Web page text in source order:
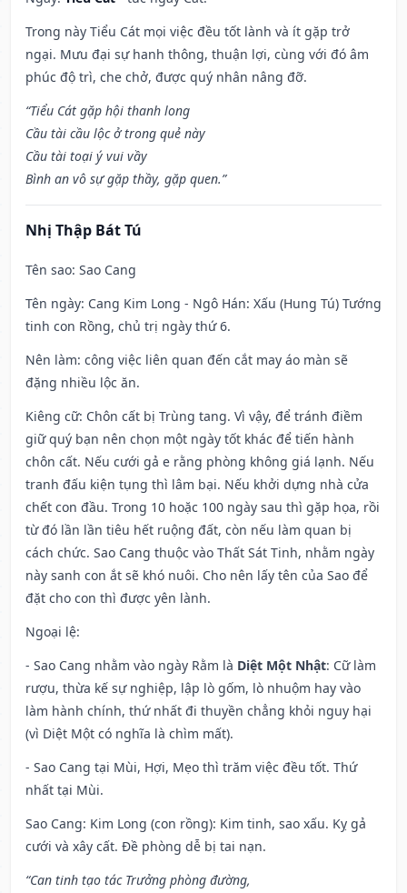
Trong này Tiểu Cát mọi việc đều tốt lành và ít gặp trở
ngại. Mưu đại sự hanh thông, thuận lợi, cùng với đó âm
phúc độ trì, che chở, được quý nhân nâng đỡ.
“Tiểu Cát gặp hội thanh long
Cầu tài cầu lộc ở trong quẻ này
Cầu tài toại ý vui vầy
Bình an vô sự gặp thầy, gặp quen.”
Nhị Thập Bát Tú
Tên sao: Sao Cang
Tên ngày: Cang Kim Long - Ngô Hán: Xấu (Hung Tú) Tướng
tinh con Rồng, chủ trị ngày thứ 6.
Nên làm: công việc liên quan đến cắt may áo màn sẽ
đặng nhiều lộc ăn.
Kiêng cữ: Chôn cất bị Trùng tang. Vì vậy, để tránh điềm
giữ quý bạn nên chọn một ngày tốt khác để tiến hành
chôn cất. Nếu cưới gả e rằng phòng không giá lạnh. Nếu
tranh đấu kiện tụng thì lâm bại. Nếu khởi dựng nhà cửa
chết con đầu. Trong 10 hoặc 100 ngày sau thì gặp họa, rồi
từ đó lần lần tiêu hết ruộng đất, còn nếu làm quan bị
cách chức. Sao Cang thuộc vào Thất Sát Tinh, nhằm ngày
này sanh con ắt sẽ khó nuôi. Cho nên lấy tên của Sao để
đặt cho con thì được yên lành.
Ngoại lệ:
- Sao Cang nhằm vào ngày Rằm là Diệt Một Nhật: Cữ làm
rượu, thừa kế sự nghiệp, lập lò gốm, lò nhuộm hay vào
làm hành chính, thứ nhất đi thuyền chẳng khỏi nguy hại
(vì Diệt Một có nghĩa là chìm mất).
- Sao Cang tại Mùi, Hợi, Mẹo thì trăm việc đều tốt. Thứ
nhất tại Mùi.
Sao Cang: Kim Long (con rồng): Kim tinh, sao xấu. Kỵ gả
cưới và xây cất. Đề phòng dễ bị tai nạn.
“Can tinh tạo tác Trưởng phòng đường,